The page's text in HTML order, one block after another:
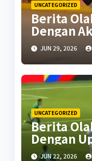
UNCATEGORIZED
Berita
Dengan
JUN 29, 2026
UNCATEGORIZED
Berita
Dengan
Terbaru
JUN 22, 2026